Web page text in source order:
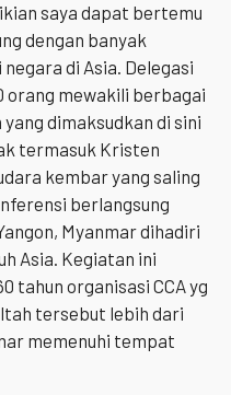
saya dapat bertemu
dengan banyak
di Asia. Delegasi
orang mewakili berbagai
dimaksudkan di sini
termasuk Kristen
kembar yang saling
berlangsung
Myanmar dihadiri
Asia. Kegiatan ini
tahun organisasi CCA yg
tersebut lebih dari
memenuhi tempat